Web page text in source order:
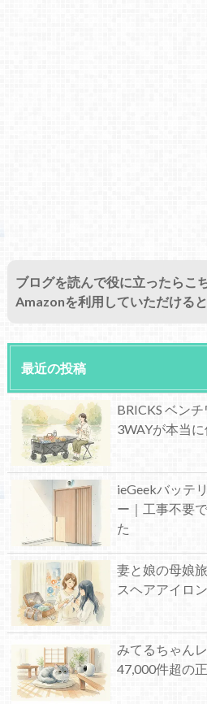
ブログを読んで役に立ったらこ
Amazonを利用していただける
最近の投稿
BRICKS ベン
3WAYが本当
ieGeekバッテ
ー｜工事不要
た
妻と娘の母娘
スヘアアイロ
みてるちゃん
47,000件超の